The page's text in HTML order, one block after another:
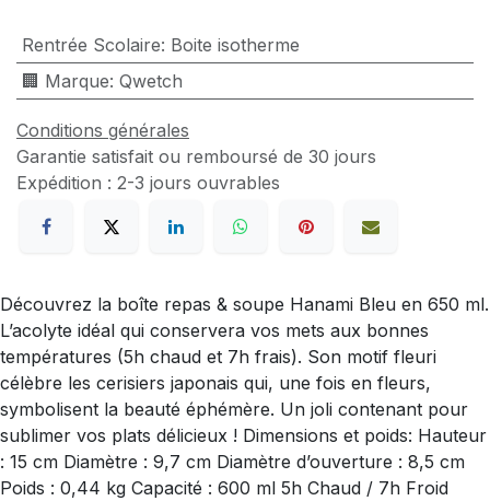
Rentrée Scolaire: Boite isotherme
🏢 Marque: Qwetch
Conditions générales
Garantie satisfait ou remboursé de 30 jours
Expédition : 2-3 jours ouvrables
Découvrez la boîte repas & soupe Hanami Bleu en 650 ml.
L’acolyte idéal qui conservera vos mets aux bonnes
températures (5h chaud et 7h frais). Son motif fleuri
célèbre les cerisiers japonais qui, une fois en fleurs,
symbolisent la beauté éphémère. Un joli contenant pour
sublimer vos plats délicieux ! Dimensions et poids: Hauteur
: 15 cm Diamètre : 9,7 cm Diamètre d’ouverture : 8,5 cm
Poids : 0,44 kg Capacité : 600 ml 5h Chaud / 7h Froid